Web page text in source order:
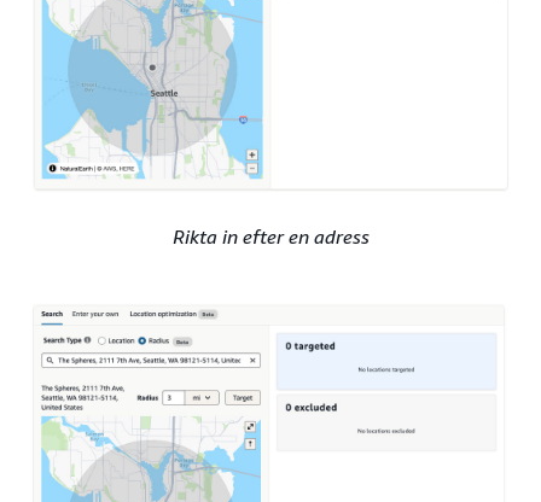
Rikta in efter en adress